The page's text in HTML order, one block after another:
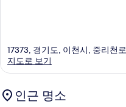
17373, 경기도, 이천시, 중리천
지도로 보기
인근 명소